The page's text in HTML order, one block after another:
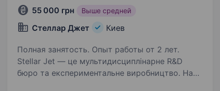
55 000 грн Выше средней
Стеллар Джет Киев
Полная занятость. Опыт работы от 2 лет.
Stellar Jet — це мультидисциплінарне R&D
бюро та експериментальне виробництво. Наші